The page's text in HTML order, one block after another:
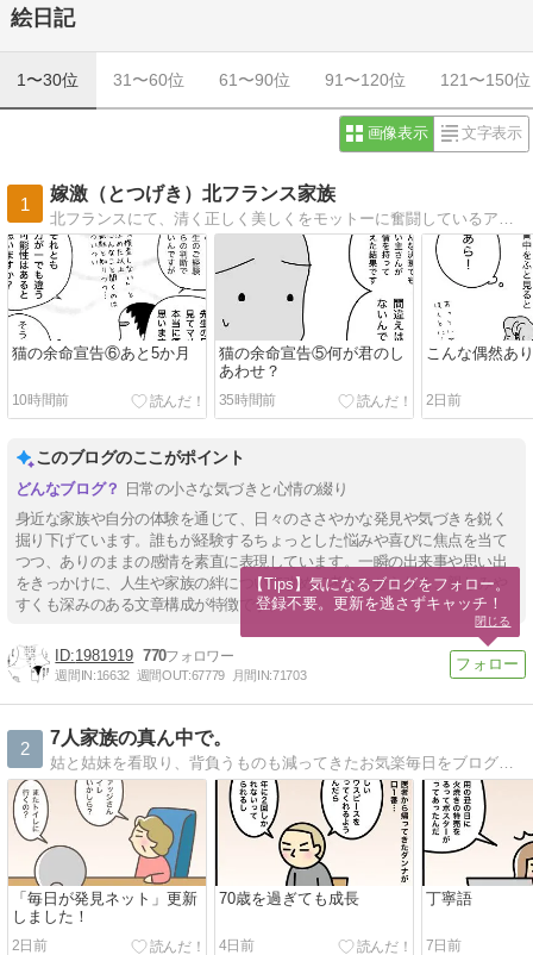
絵日記
1〜30位 31〜60位 61〜90位 91〜120位 121〜150位
画像表示 文字表示
1
嫁激（とつげき）北フランス家族
猫の余命宣告⑥あと5か月
10時間前
猫の余命宣告⑤何が君のし
あわせ？
35時間前
こんな偶然あ
2日前
このブログのここがポイント
日常の小さな気づきと心情の綴り
身近な家族や自分の体験を通じて、日々のささやかな発見や気づきを鋭く
掘り下げています。誰もが経験するちょっとした悩みや喜びに焦点を当て
つつ、ありのままの感情を素直に表現しています。一瞬の出来事や思い出
をきっかけに、人生や家族の絆について改めて考えさせられる、親しみや
すくも深みのある文章構成が特徴です。
1981919 770
週間IN:16632 週間OUT:67779 月間IN:71703
2
7人家族の真ん中で。
姑と姑妹を看取り、背負うものも減ってきたお気楽毎日をブログで更新。心に描いた夫婦の未来予想図は思ったとおりにかなえられていくのか…？
「毎日が発見ネット」更新
しました！
2日前
70歳を過ぎても成長
4日前
丁寧語
7日前
【Tips】気になるブログをフォロー。
登録不要。更新を逃さずキャッチ！
閉じる